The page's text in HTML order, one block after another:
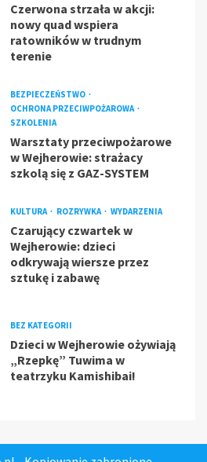
Czerwona strzała w akcji:
nowy quad wspiera
ratowników w trudnym
terenie
BEZPIECZEŃSTWO
OCHRONA PRZECIWPOŻAROWA
SZKOLENIA
Warsztaty przeciwpożarowe
w Wejherowie: strażacy
szkolą się z GAZ-SYSTEM
KULTURA ROZRYWKA WYDARZENIA
Czarujący czwartek w
Wejherowie: dzieci
odkrywają wiersze przez
sztukę i zabawę
BEZ KATEGORII
Dzieci w Wejherowie ożywiają
„Rzepkę” Tuwima w
teatrzyku Kamishibai!